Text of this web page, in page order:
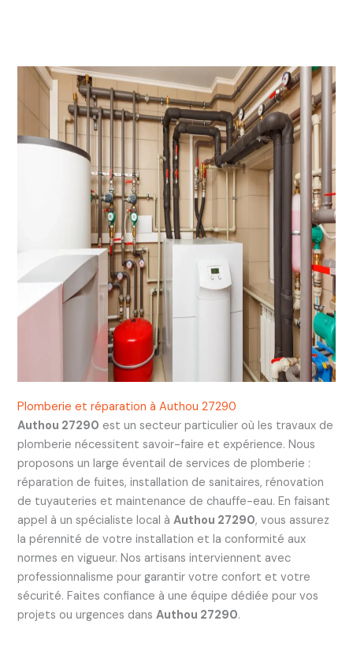
Plomberie et réparation à Authou 27290
Authou 27290 est un secteur particulier où les travaux de
plomberie nécessitent savoir-faire et expérience. Nous
proposons un large éventail de services de plomberie :
réparation de fuites, installation de sanitaires, rénovation
de tuyauteries et maintenance de chauffe-eau. En faisant
appel à un spécialiste local à Authou 27290, vous assurez
la pérennité de votre installation et la conformité aux
normes en vigueur. Nos artisans interviennent avec
professionnalisme pour garantir votre confort et votre
sécurité. Faites confiance à une équipe dédiée pour vos
projets ou urgences dans Authou 27290.